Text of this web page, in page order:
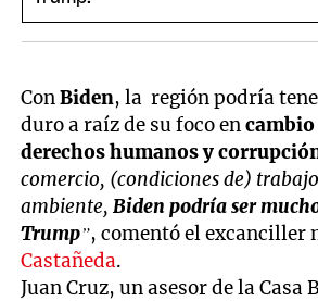
ConBiden, la región podría
duro a raíz de su foco en
derechos humanos y
comercio, (condiciones de)
ambiente,Biden podría ser
Trump”, comentó el excanciller
Castañeda.
Juan Cruz, un asesor de la Casa